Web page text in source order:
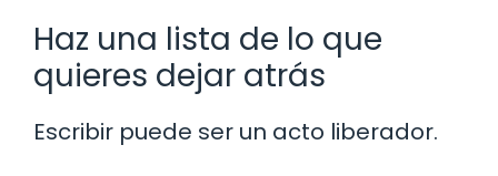
Haz una lista de lo que
quieres dejar atrás
Escribir puede ser un acto liberador.